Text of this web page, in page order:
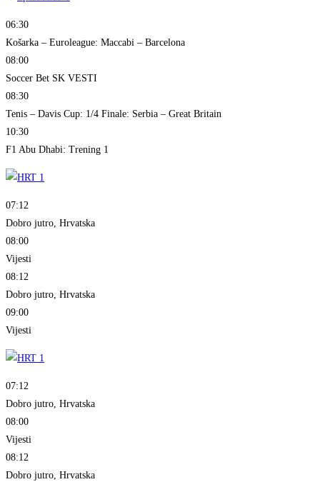
06:30
Košarka – Euroleague: Maccabi – Barcelona
08:00
Soccer Bet SK VESTI
08:30
Tenis – Davis Cup: 1/4 Finale: Serbia – Great Britain
10:30
F1 Abu Dhabi: Trening 1
07:12
Dobro jutro, Hrvatska
08:00
Vijesti
08:12
Dobro jutro, Hrvatska
09:00
Vijesti
07:12
Dobro jutro, Hrvatska
08:00
Vijesti
08:12
Dobro jutro, Hrvatska